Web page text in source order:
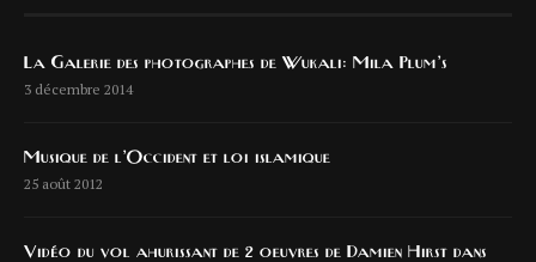
La Galerie des photographes de Wukali: Mila Plum’s
3 décembre 2014
Musique de l’Occident et loi islamique
25 août 2012
Vidéo du vol ahurissant de 2 oeuvres de Damien Hirst dans